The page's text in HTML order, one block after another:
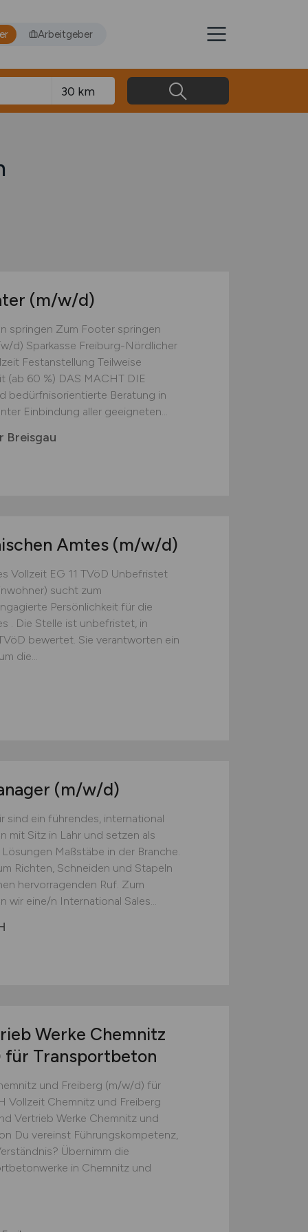
Arbeitgeber
(m/w/d)
springen Zum Footer springen
d) Sparkasse Freiburg-Nördlicher
Festanstellung Teilweise
(ab 60 %) DAS MACHT DIE
bedürfnisorientierte Beratung in
Einbindung aller geeigneten...
Breisgau
Amtes (m/w/d)
Vollzeit EG 11 TVöD Unbefristet
sucht zum
Persönlichkeit für die
. Die Stelle ist unbefristet, in
bewertet. Sie verantworten ein
die...
(m/w/d)
sind ein führendes, international
mit Sitz in Lahr und setzen als
Maßstäbe in der Branche.
Richten, Schneiden und Stapeln
hervorragenden Ruf. Zum
eine/n International Sales...
Werke Chemnitz
für Transportbeton
und Freiberg (m/w/d) für
Vollzeit Chemnitz und Freiberg
Vertrieb Werke Chemnitz und
Du vereinst Führungskompetenz,
Übernimm die
in Chemnitz und